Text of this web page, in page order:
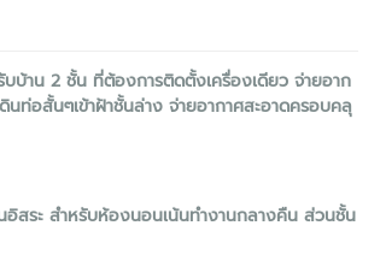
บ้าน 2 ชั้น ที่ต้องการติดตั้งเครื่องเดียว จ่ายอาก
ท่อสั้นๆเข้าฝ้าชั้นล่าง จ่ายอากาศสะอาดครอบคลุ
สระ สำหรับห้องนอนเน้นทำงานกลางคืน ส่วนชั้น